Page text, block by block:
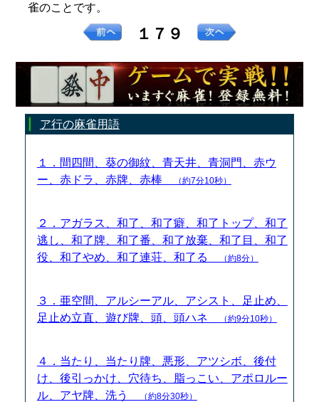
雀のことです。
１７９
ア行の麻雀用語
１．間四間、葵の御紋、青天井、青洞門、赤ウ
ー、赤ドラ、赤牌、赤棒
（約7分10秒）
２．アガラス、和了、和了癖、和了トップ、和了
逃し、和了牌、和了番、和了放棄、和了目、和了
役、和了やめ、和了連荘、和了る
（約8分）
３．亜空間、アルシーアル、アシスト、足止め、
足止め立直、遊び牌、頭、頭ハネ
（約9分10秒）
４．当たり、当たり牌、悪形、アツシボ、後付
け、後引っかけ、穴待ち、脂っこい、アポロルー
ル、アヤ牌、洗う
（約8分30秒）